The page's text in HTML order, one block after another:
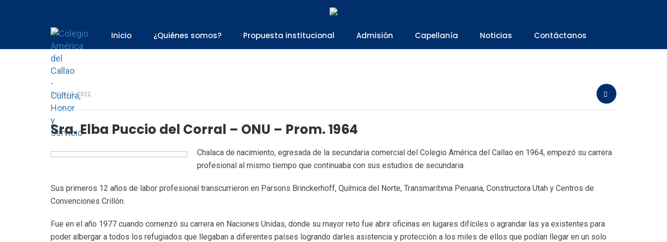
Inicio ¿Quiénes somos? Propuesta institucional Admisión Capellanía Noticias Contáctanos
Oct 13, 2022
Sra. Elba Puccio del Corral – ONU – Prom. 1964
Chalaca de nacimiento, egresada de la secundaria comercial del Colegio América del Callao en 1964, empezó su carrera
profesional al mismo tiempo que continuaba con sus estudios de secundaria.
Sus primeros 12 años de labor profesional transcurrieron en Parsons Brinckerhoff, Química del Norte, Transmarítima Peruana, Constructora Utah y Centros de
Convenciones Crillón.
Fue en el año 1977 cuando comenzó su carrera en Naciones Unidas, donde su mayor reto fue abrir oficinas en lugares difíciles o agrandar las ya existentes para
poder albergar a todos los refugiados que llegaban a diferentes países logrando darles asistencia y protección a los miles de ellos que podían llegar en un solo